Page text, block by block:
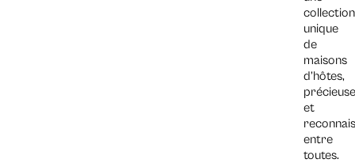
collection
unique
de
maisons
d’hôtes,
et
entre
toutes.